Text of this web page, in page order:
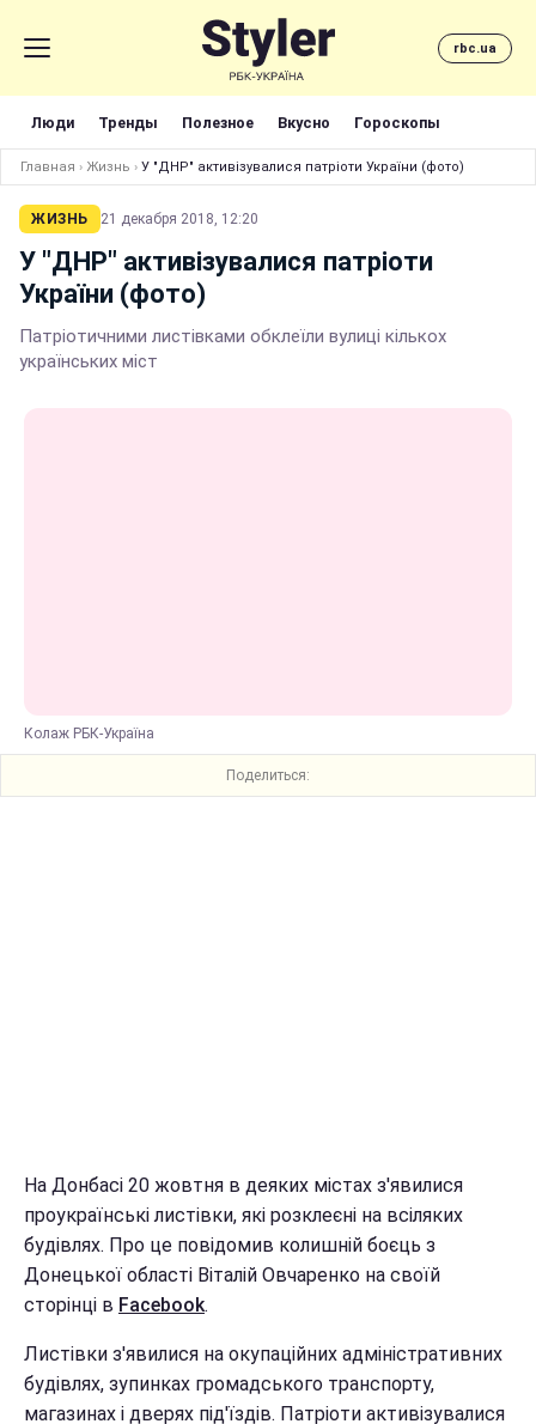
rbc.ua
Люди Тренды Полезное Вкусно Гороскопы
Главная › Жизнь › У "ДНР" активізувалися патріоти України (фото)
ЖИЗНЬ 21 декабря 2018, 12:20
У "ДНР" активізувалися патріоти
України (фото)
Патріотичними листівками обклеїли вулиці кількох
українських міст
Колаж РБК-Україна
Поделиться:
На Донбасі 20 жовтня в деяких містах з'явилися
проукраїнські листівки, які розклеєні на всіляких
будівлях. Про це повідомив колишній боєць з
Донецької області Віталій Овчаренко на своїй
сторінці в Facebook.
Листівки з'явилися на окупаційних адміністративних
будівлях, зупинках громадського транспорту,
магазинах і дверях під'їздів. Патріоти активізувалися